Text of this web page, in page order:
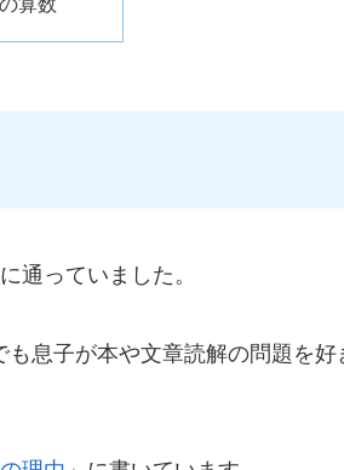
通っていました。
息子が本や文章読解の問題を